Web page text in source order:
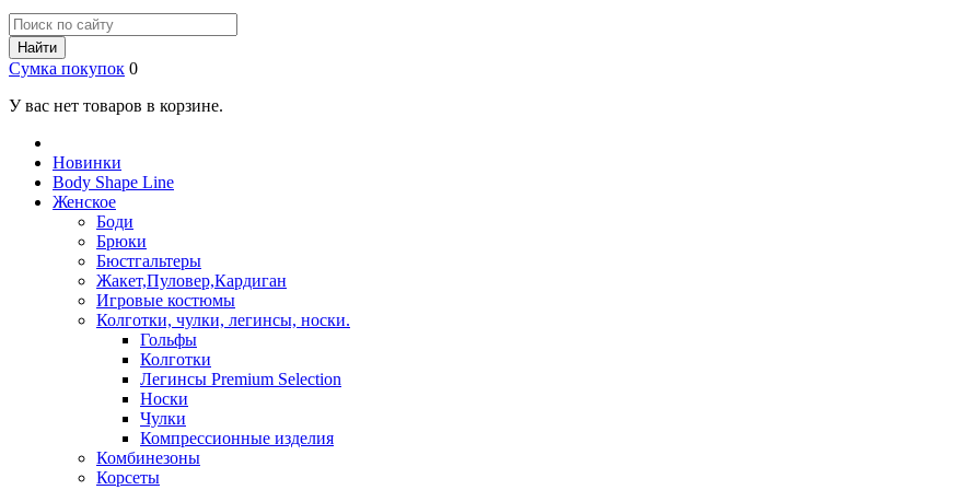
Найти
Сумка покупок 0
У вас нет товаров в корзине.
Новинки
Body Shape Line
Женское
Боди
Брюки
Бюстгальтеры
Жакет,Пуловер,Кардиган
Игровые костюмы
Колготки, чулки, легинсы, носки.
Гольфы
Колготки
Легинсы Premium Selection
Носки
Чулки
Компрессионные изделия
Комбинезоны
Корсеты